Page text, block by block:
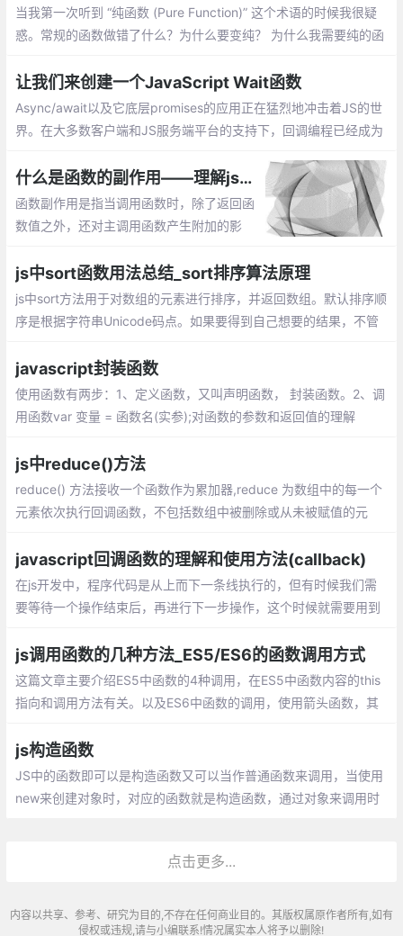
当我第一次听到 “纯函数 (Pure Function)” 这个术语的时候我很疑
惑。常规的函数做错了什么？为什么要变纯？ 为什么我需要纯的函
让我们来创建一个JavaScript Wait函数
Async/await以及它底层promises的应用正在猛烈地冲击着JS的世
界。在大多数客户端和JS服务端平台的支持下，回调编程已经成为
什么是函数的副作用——理解js编程中函数的副作用
函数副作用是指当调用函数时，除了返回函
数值之外，还对主调用函数产生附加的影
值，而且还做了其他的事情
js中sort函数用法总结_sort排序算法原理
js中sort方法用于对数组的元素进行排序，并返回数组。默认排序顺
序是根据字符串Unicode码点。如果要得到自己想要的结果，不管
小，然后返回一个用于说明这两个值的相对顺序的数字
javascript封装函数
使用函数有两步：1、定义函数，又叫声明函数， 封装函数。2、调
用函数var 变量 = 函数名(实参);对函数的参数和返回值的理解
js中reduce()方法
reduce() 方法接收一个函数作为累加器,reduce 为数组中的每一个
元素依次执行回调函数，不包括数组中被删除或从未被赋值的元
值，当前索引，原数组。
javascript回调函数的理解和使用方法(callback)
在js开发中，程序代码是从上而下一条线执行的，但有时候我们需
要等待一个操作结束后，再进行下一步操作，这个时候就需要用到
()构造函数创建的Function对象。
js调用函数的几种方法_ES5/ES6的函数调用方式
这篇文章主要介绍ES5中函数的4种调用，在ES5中函数内容的this
指向和调用方法有关。以及ES6中函数的调用，使用箭头函数，其
js构造函数
JS中的函数即可以是构造函数又可以当作普通函数来调用，当使用
new来创建对象时，对应的函数就是构造函数，通过对象来调用时
点击更多...
内容以共享、参考、研究为目的,不存在任何商业目的。其版权属原作者所有,如有
侵权或违规,请与小编联系!情况属实本人将予以删除!